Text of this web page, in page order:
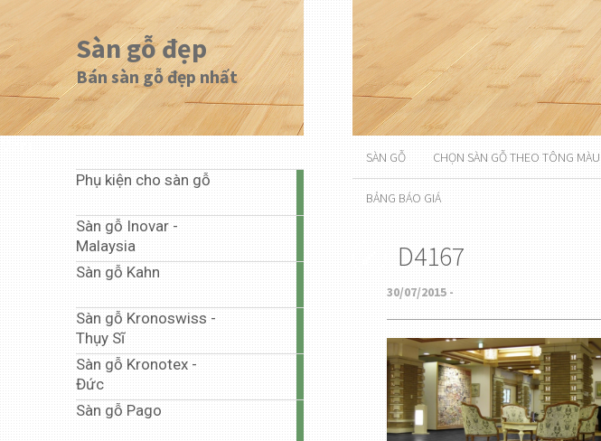
Sàn gỗ đẹp
Bán sàn gỗ đẹp nhất
Phụ kiện cho sàn gỗ
Sàn gỗ Inovar -
Malaysia
Sàn gỗ Kahn
Sàn gỗ Kronoswiss -
Thụy Sĩ
Sàn gỗ Kronotex -
Đức
Sàn gỗ Pago
SÀN GỖ CHỌN SÀN GỖ THEO TÔNG MÀU
BẢNG BÁO GIÁ
D4167
30/07/2015 -